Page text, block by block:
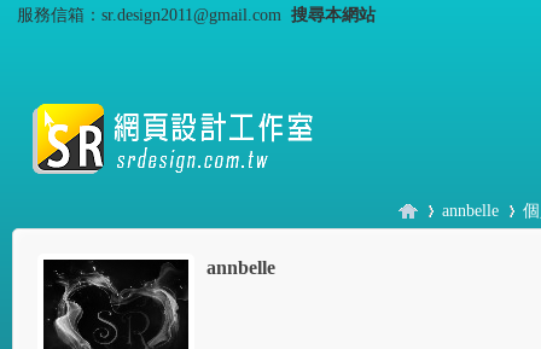
服務信箱：sr.design2011@gmail.com 搜尋本網站
annbelle
annbelle